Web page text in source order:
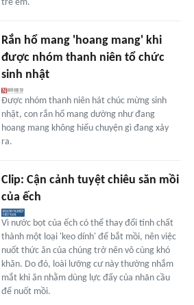
trẻ em.
Rắn hổ mang 'hoang mang' khi
được nhóm thanh niên tổ chức
sinh nhật
Được nhóm thanh niên hát chúc mừng sinh
nhật, con rắn hổ mang dường như đang
hoang mang không hiểu chuyện gì đang xảy
ra.
Clip: Cận cảnh tuyệt chiêu săn mồi
của ếch
Vì nước bọt của ếch có thể thay đổi tính chất
thành một loại 'keo dính' để bắt mồi, nên việc
nuốt thức ăn của chúng trở nên vô cùng khó
khăn. Do đó, loài lưỡng cư này thường nhắm
mắt khi ăn nhằm dùng lực đẩy của nhãn cầu
để nuốt mồi.